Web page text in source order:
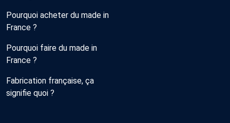
Pourquoi acheter du made in
France ?
Pourquoi faire du made in
France ?
Fabrication française, ça
signifie quoi ?